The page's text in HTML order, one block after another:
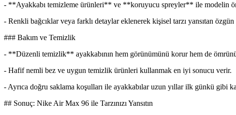
- **Ayakkabı temizleme ürünleri** ve **koruyucu spreyler** ile modelin
- Renkli bağcıklar veya farklı detaylar eklenerek kişisel tarzı yansıtan
### Bakım ve Temizlik
- **Düzenli temizlik** ayakkabının hem görünümünü korur hem de ömrünü
- Hafif nemli bez ve uygun temizlik ürünleri kullanmak en iyi sonucu verir.
- Ayrıca doğru saklama koşulları ile ayakkabılar uzun yıllar ilk günkü gibi
## Sonuç: Nike Air Max 96 ile Tarzınızı Yansıtın